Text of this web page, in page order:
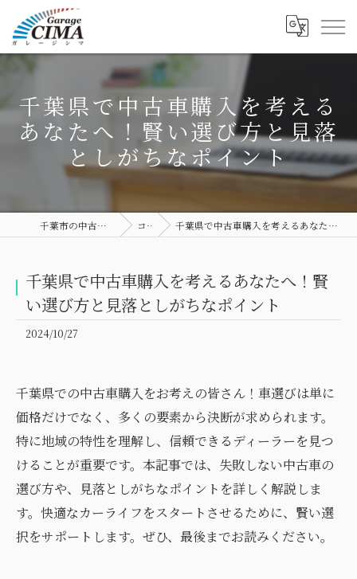
千葉県で中古車購入を考える
あなたへ！賢い選び方と見落
としがちなポイント
千葉市の中古車ならGarage CIMA コラム 千葉県で中古車購入を考えるあなたへ！賢い選び方と見落としがちなポイント
千葉県で中古車購入を考えるあなたへ！賢
い選び方と見落としがちなポイント
2024/10/27
千葉県での中古車購入をお考えの皆さん！車選びは単に
価格だけでなく、多くの要素から決断が求められます。
特に地域の特性を理解し、信頼できるディーラーを見つ
けることが重要です。本記事では、失敗しない中古車の
選び方や、見落としがちなポイントを詳しく解説しま
す。快適なカーライフをスタートさせるために、賢い選
択をサポートします。ぜひ、最後までお読みください。